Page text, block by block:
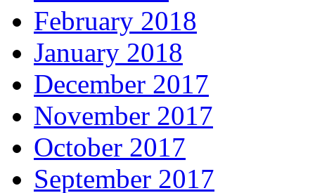
February 2018
January 2018
December 2017
November 2017
October 2017
September 2017